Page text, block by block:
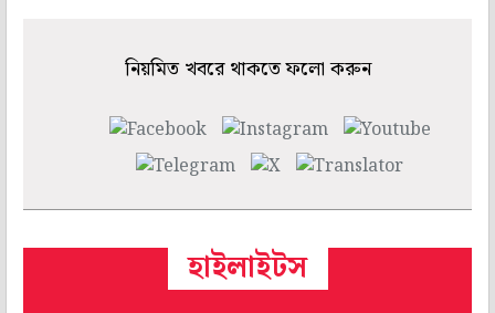
নিয়মিত খবরে থাকতে ফলো করুন
হাইলাইটস